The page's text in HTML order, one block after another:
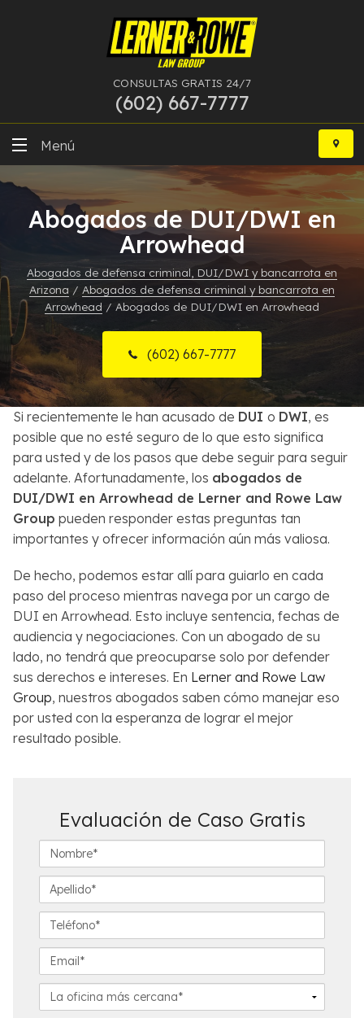
CONSULTAS GRATIS 24/7
(602) 667-7777
Ir
contenido
Menú
DUI
Delitos Graves
Bancarrota
Más Especialidades
Recursos
Sobre Nosotros
Contactos
English
Buscar
Abogados de DUI/DWI en
Arrowhead
Abogados de defensa criminal, DUI/DWI y bancarrota en
Arizona / Abogados de defensa criminal y bancarrota en
Arrowhead / Abogados de DUI/DWI en Arrowhead
(602) 667-7777
Si recientemente le han acusado de DUI o DWI, es
posible que no esté seguro de lo que esto significa
para usted y de los pasos que debe seguir para seguir
adelante. Afortunadamente, los abogados de
DUI/DWI en Arrowhead de Lerner and Rowe Law
Group pueden responder estas preguntas tan
importantes y ofrecer información aún más valiosa.
De hecho, podemos estar allí para guiarlo en cada
paso del proceso mientras navega por un cargo de
DUI en Arrowhead. Esto incluye sentencia, fechas de
audiencia y negociaciones. Con un abogado de su
lado, no tendrá que preocuparse solo por defender
sus derechos e intereses. En Lerner and Rowe Law
Group, nuestros abogados saben cómo manejar eso
por usted con la esperanza de lograr el mejor
resultado posible.
Evaluación de Caso Gratis
o
r
*
p
l
d
e
f
m
a